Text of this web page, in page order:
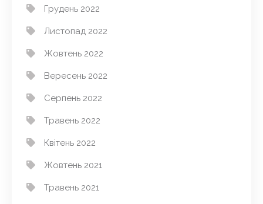
Грудень 2022
Листопад 2022
Жовтень 2022
Вересень 2022
Серпень 2022
Травень 2022
Квітень 2022
Жовтень 2021
Травень 2021